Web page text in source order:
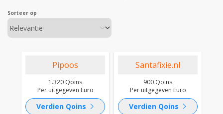
Sorteer op
Pipoos
1.320 Qoins
Per uitgegeven Euro
Verdien Qoins chevron_right
Santafixie.nl
900 Qoins
Per uitgegeven Euro
Verdien Qoins chevron_right